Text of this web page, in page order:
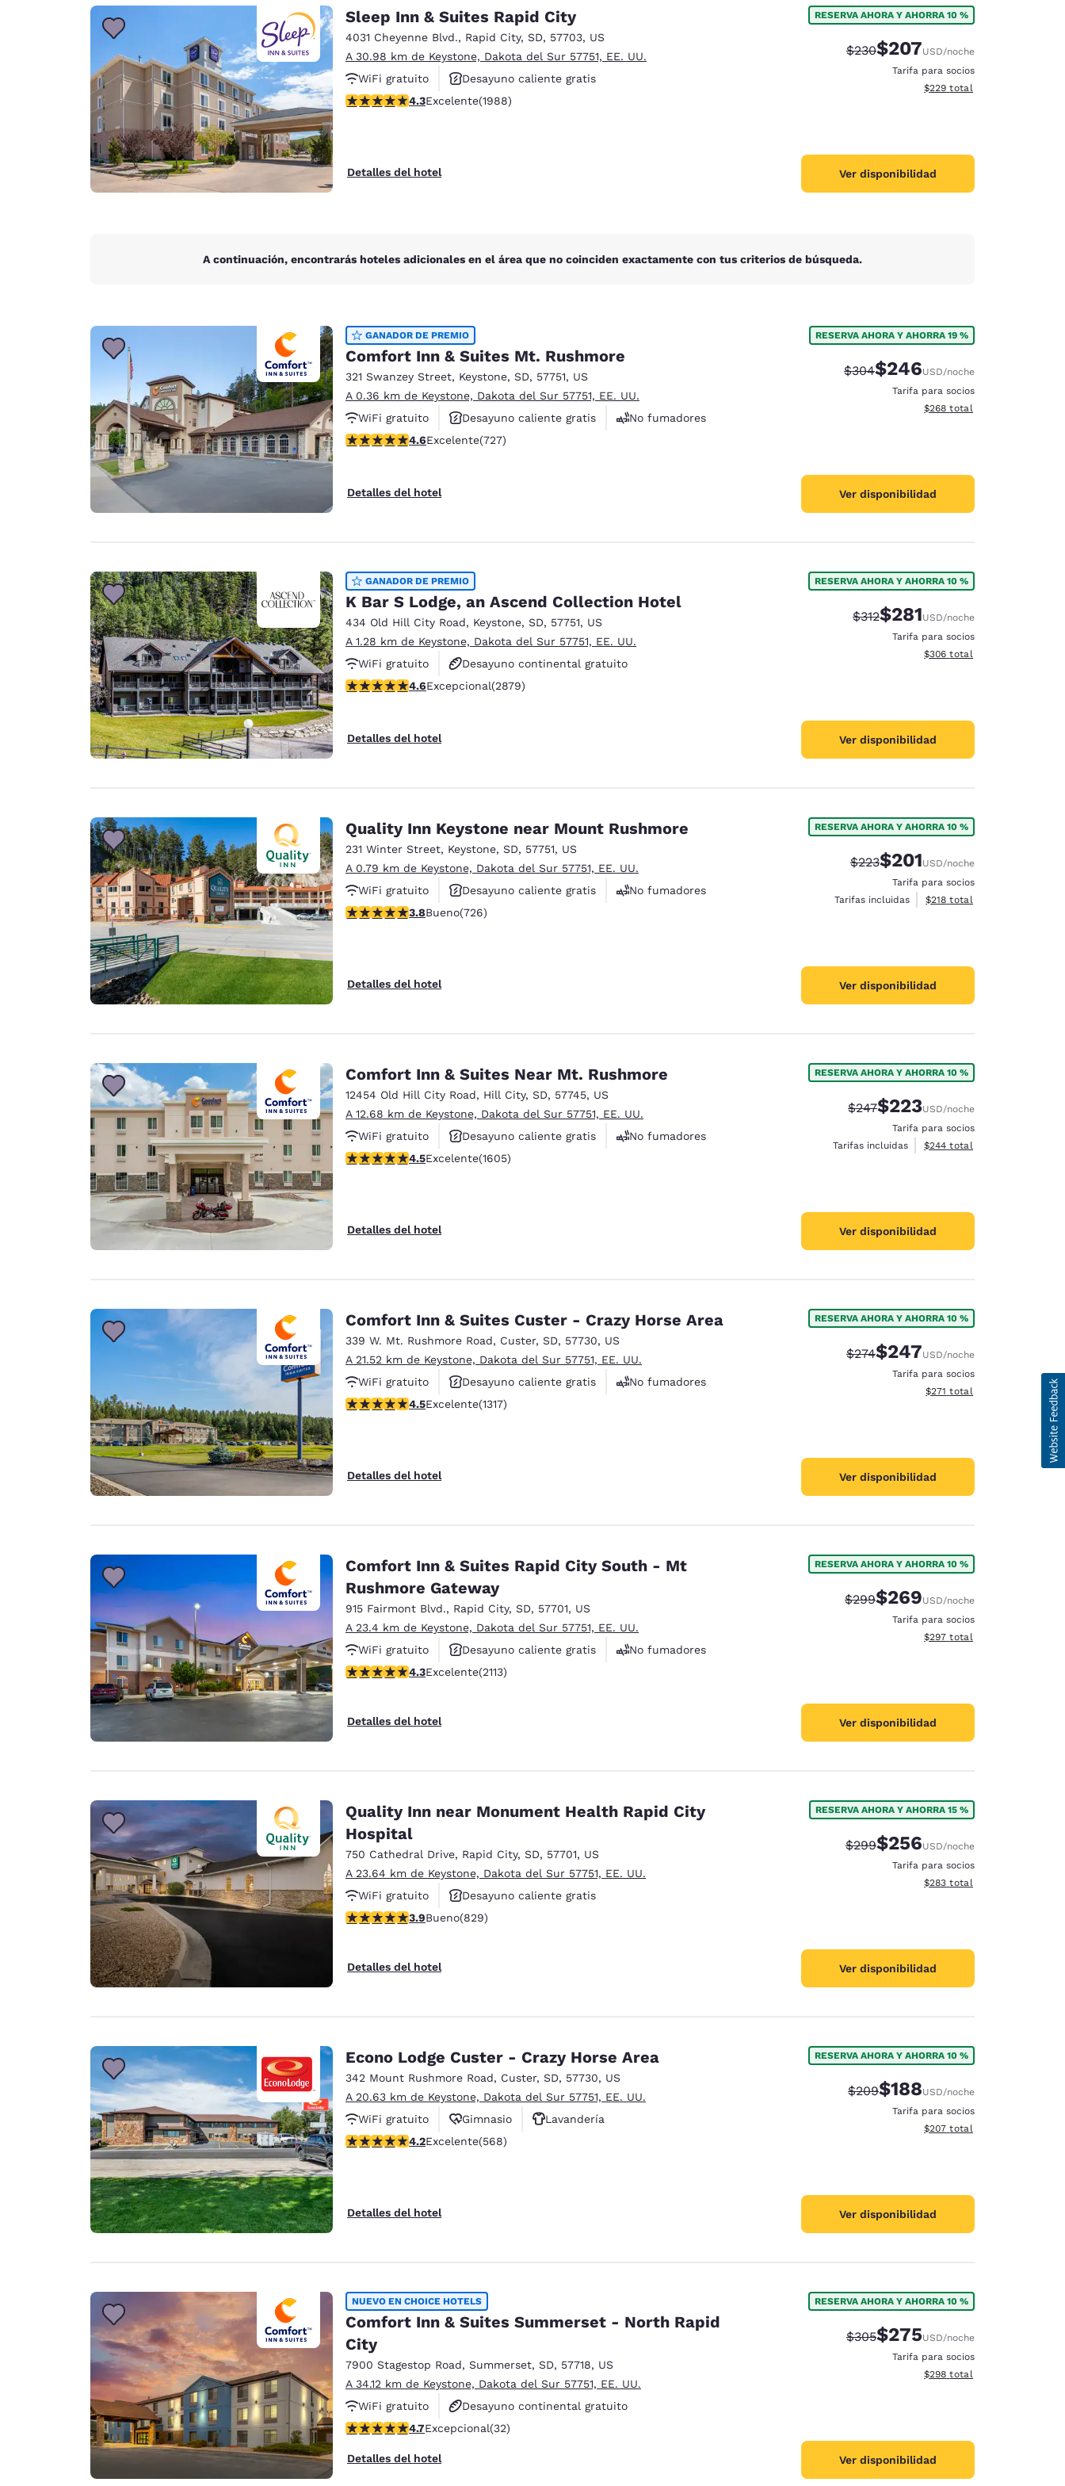
Français Español
Europa
Deutschland
Deutsch
Germany
Spain
English
English
Sleep Inn & Suites Rapid City
4031 Cheyenne Blvd., Rapid City, SD, 57703, US
A 30.98 km de Keystone, Dakota del Sur 57751, EE. UU.
WiFi gratuito
Desayuno caliente gratis
Se aceptan mascotas
calificación de 4.33 estrellas. Excelente. 1988 reseñas
4.3Excelente(1988)
Detalles del hotel
RESERVA AHORA Y AHORRA 10 %
Precio tachado:
$230Precio con descuento:
$207USD/noche
Tarifa para socios
Ver detalles del total
$229 total
Ver disponibilidad
A continuación, encontrarás hoteles adicionales en el área que no coinciden exactamente con tus criterios de búsqueda.
GANADOR DE PREMIO
Comfort Inn & Suites Mt. Rushmore
321 Swanzey Street, Keystone, SD, 57751, US
A 0.36 km de Keystone, Dakota del Sur 57751, EE. UU.
WiFi gratuito
Desayuno caliente gratis
No fumadores
calificación de 4.56 estrellas. Excelente. 727 reseñas
4.6Excelente(727)
Detalles del hotel
RESERVA AHORA Y AHORRA 19 %
Precio tachado:
$304Precio con descuento:
$246USD/noche
Tarifa para socios
Ver detalles del total
$268 total
Ver disponibilidad
GANADOR DE PREMIO
K Bar S Lodge, an Ascend Collection Hotel
434 Old Hill City Road, Keystone, SD, 57751, US
A 1.28 km de Keystone, Dakota del Sur 57751, EE. UU.
WiFi gratuito
Desayuno continental gratuito
Se aceptan mascotas
calificación de 4.64 estrellas. Excepcional. 2879 reseñas
4.6Excepcional(2879)
Detalles del hotel
RESERVA AHORA Y AHORRA 10 %
Precio tachado:
$312Precio con descuento:
$281USD/noche
Tarifa para socios
Ver detalles del total
$306 total
Ver disponibilidad
Quality Inn Keystone near Mount Rushmore
231 Winter Street, Keystone, SD, 57751, US
A 0.79 km de Keystone, Dakota del Sur 57751, EE. UU.
WiFi gratuito
Desayuno caliente gratis
No fumadores
calificación de 3.75 estrellas. Bueno. 726 reseñas
3.8Bueno(726)
Detalles del hotel
RESERVA AHORA Y AHORRA 10 %
Precio tachado:
$223Precio con descuento:
$201USD/noche
Tarifa para socios
Tarifas incluidas
Ver detalles del total
$218 total
Ver disponibilidad
Comfort Inn & Suites Near Mt. Rushmore
12454 Old Hill City Road, Hill City, SD, 57745, US
A 12.68 km de Keystone, Dakota del Sur 57751, EE. UU.
WiFi gratuito
Desayuno caliente gratis
No fumadores
calificación de 4.54 estrellas. Excelente. 1605 reseñas
4.5Excelente(1605)
Detalles del hotel
RESERVA AHORA Y AHORRA 10 %
Precio tachado:
$247Precio con descuento:
$223USD/noche
Tarifa para socios
Tarifas incluidas
Ver detalles del total
$244 total
Ver disponibilidad
Comfort Inn & Suites Custer - Crazy Horse Area
339 W. Mt. Rushmore Road, Custer, SD, 57730, US
A 21.52 km de Keystone, Dakota del Sur 57751, EE. UU.
WiFi gratuito
Desayuno caliente gratis
No fumadores
calificación de 4.49 estrellas. Excelente. 1317 reseñas
4.5Excelente(1317)
Detalles del hotel
RESERVA AHORA Y AHORRA 10 %
Precio tachado:
$274Precio con descuento:
$247USD/noche
Tarifa para socios
Ver detalles del total
$271 total
Ver disponibilidad
Comfort Inn & Suites Rapid City South - Mt
Rushmore Gateway
915 Fairmont Blvd., Rapid City, SD, 57701, US
A 23.4 km de Keystone, Dakota del Sur 57751, EE. UU.
WiFi gratuito
Desayuno caliente gratis
No fumadores
calificación de 4.34 estrellas. Excelente. 2113 reseñas
4.3Excelente(2113)
Detalles del hotel
RESERVA AHORA Y AHORRA 10 %
Precio tachado:
$299Precio con descuento:
$269USD/noche
Tarifa para socios
Ver detalles del total
$297 total
Ver disponibilidad
Quality Inn near Monument Health Rapid City
Hospital
750 Cathedral Drive, Rapid City, SD, 57701, US
A 23.64 km de Keystone, Dakota del Sur 57751, EE. UU.
WiFi gratuito
Desayuno caliente gratis
Se aceptan mascotas
calificación de 3.92 estrellas. Bueno. 829 reseñas
3.9Bueno(829)
Detalles del hotel
RESERVA AHORA Y AHORRA 15 %
Precio tachado:
$299Precio con descuento:
$256USD/noche
Tarifa para socios
Ver detalles del total
$283 total
Ver disponibilidad
Econo Lodge Custer - Crazy Horse Area
342 Mount Rushmore Road, Custer, SD, 57730, US
A 20.63 km de Keystone, Dakota del Sur 57751, EE. UU.
WiFi gratuito
Gimnasio
Lavandería
calificación de 4.24 estrellas. Excelente. 568 reseñas
4.2Excelente(568)
Detalles del hotel
RESERVA AHORA Y AHORRA 10 %
Precio tachado:
$209Precio con descuento:
$188USD/noche
Tarifa para socios
Ver detalles del total
$207 total
Ver disponibilidad
NUEVO EN CHOICE HOTELS
Comfort Inn & Suites Summerset - North Rapid
City
7900 Stagestop Road, Summerset, SD, 57718, US
A 34.12 km de Keystone, Dakota del Sur 57751, EE. UU.
WiFi gratuito
Desayuno continental gratuito
Desayuno caliente gratis
calificación de 4.72 estrellas. Excepcional. 32 reseñas
4.7Excepcional(32)
Detalles del hotel
RESERVA AHORA Y AHORRA 10 %
Precio tachado:
$305Precio con descuento:
$275USD/noche
Tarifa para socios
Ver detalles del total
$298 total
Ver disponibilidad